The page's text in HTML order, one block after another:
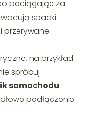
pociągając za
spadki
przerywane
na przykład
spróbuj
samochodu
podłączenie